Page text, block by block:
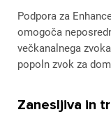
Podpora za
omogoča
večkanalnega
popoln zvok za
Zanesljiva in